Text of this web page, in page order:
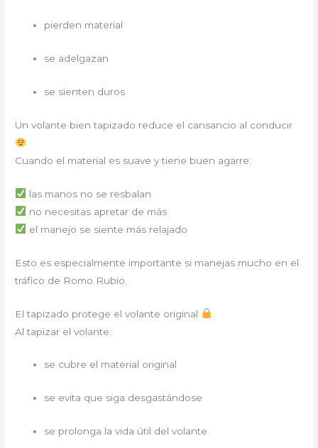
pierden material
se adelgazan
se sienten duros
Un volante bien tapizado reduce el cansancio al conducir
Cuando el material es suave y tiene buen agarre:
las manos no se resbalan
no necesitas apretar de más
el manejo se siente más relajado
Esto es especialmente importante si manejas mucho en el
tráfico de Romo Rubio.
El tapizado protege el volante original
Al tapizar el volante:
se cubre el material original
se evita que siga desgastándose
se prolonga la vida útil del volante